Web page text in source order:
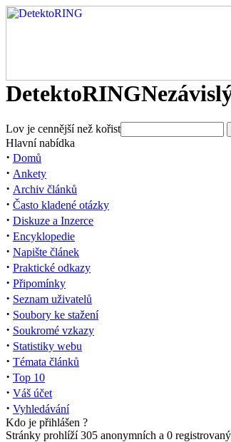
DetektoRING
Lov je cennější než kořist
Hlavní nabídka
· Domů
· Ankety
· Archiv článků
· Často kladené otázky
· Diskuze a Inzerce
· Encyklopedie
· Napište článek
· Praktické odkazy
· Připomínky
· Seznam uživatelů
· Soubory ke stažení
· Soukromé vzkazy
· Statistiky webu
· Témata článků
· Top 10
· Váš účet
· Vyhledávání
Kdo je přihlášen ?
Stránky prohlíží 305 anonymních a 0